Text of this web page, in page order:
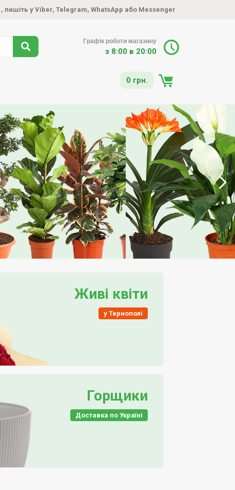
, пишіть у Viber,Telegram,WhatsApp або Messenger
Графік роботи магазину
з 8:00 в 20:00
0 грн.
Живі квіти
у Тернополі
Горщики
Доставка по Україні